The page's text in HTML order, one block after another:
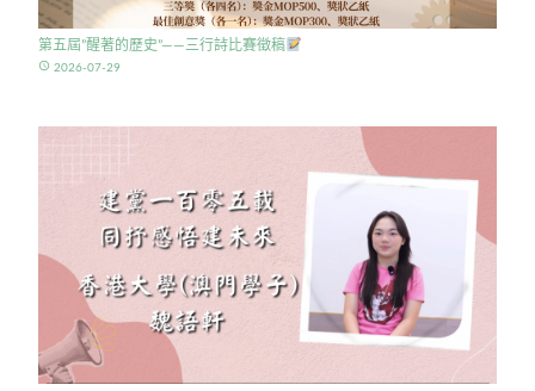
第五屆”醒著的歷史”——三行詩比賽徵稿
access_time 2026-07-29